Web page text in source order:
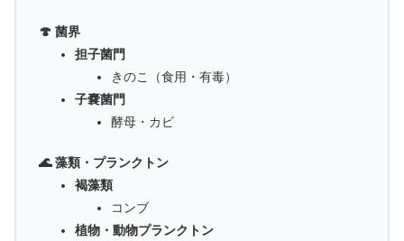
🍄 菌界
担子菌門
きのこ（食用・有毒）
子嚢菌門
酵母・カビ
🌊 藻類・プランクトン
褐藻類
コンブ
植物・動物プランクトン